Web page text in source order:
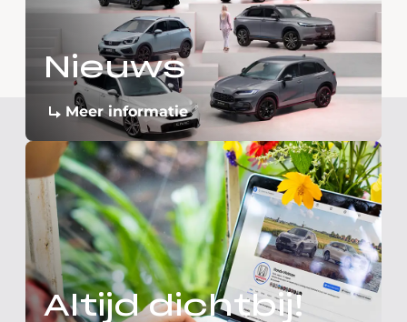
Nieuws
Meer informatie
Altijd dichtbij!